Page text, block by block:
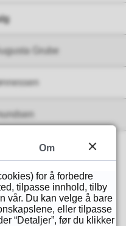
Grube
lette etter?
Nei
Om
for å forbedre
tilpasse innhold, tilby
vår. Du kan velge å bare
eller tilpasse
“Detaljer”, før du klikker